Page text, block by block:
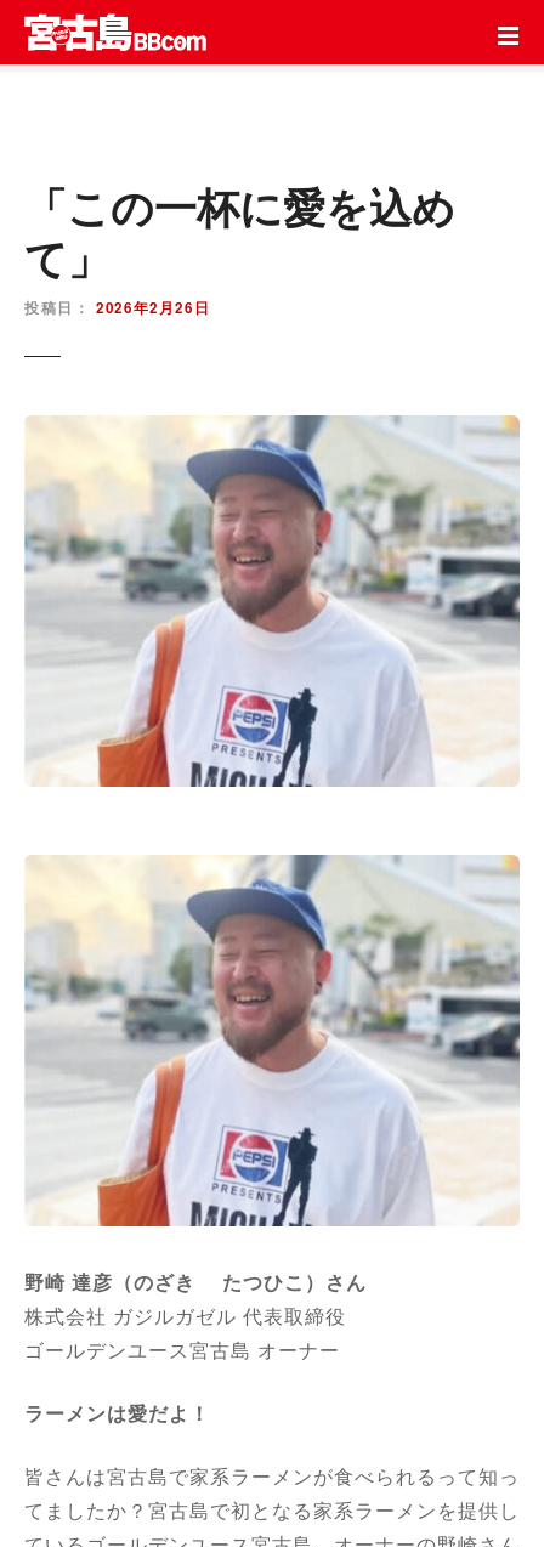
テ
「この一杯に愛を込め
て」
投稿日： 2026年2月26日
野崎 達彦（のざき たつひこ）さん
株式会社 ガジルガゼル 代表取締役
ゴールデンユース宮古島 オーナー
ラーメンは愛だよ！
皆さんは宮古島で家系ラーメンが食べられるって知っ
てましたか？宮古島で初となる家系ラーメンを提供し